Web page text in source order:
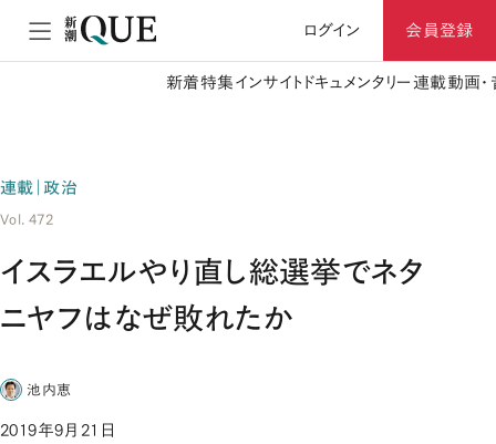
ログイン 会員登録
新着特集 インサイト ドキュメンタリー 連載動画
連載｜政治
Vol. 472
イスラエルやり直し総選挙でネタ
ニヤフはなぜ敗れたか
池内恵
2019年9月21日